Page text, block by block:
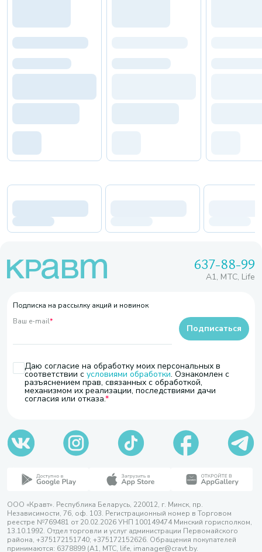
637-88-99
A1, МТС, Life
Подписка на рассылку акций и новинок
Ваш e-mail*
Даю согласие на обработку моих персональных в
соответствии с условиями обработки. Ознакомлен с
разъяснением прав, связанных с обработкой,
механизмом их реализации, последствиями дачи
согласия или отказа.
Подписаться
ООО «Кравт». Республика Беларусь, 220012, г. Минск, пр.
Независимости, 76, оф. 103. Регистрационный номер в Торговом
реестре №769481 от 20.02.2026 УНП 100149474 Минский горисполком,
13.10.1992. Отдел торговли и услуг администрации Первомайского
района, +375172151740; +375172152626. Обращения покупателей
принимаются: 6378899 (А1, МТС, life, imanager@cravt.by.